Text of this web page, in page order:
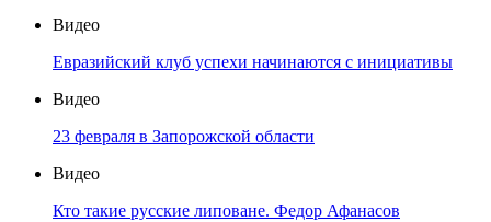
Видео
Евразийский клуб успехи начинаются с инициативы
Видео
23 февраля в Запорожской области
Видео
Кто такие русские липоване. Федор Афанасов